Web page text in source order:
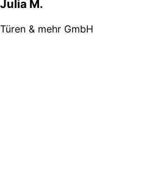
Julia M.
Türen & mehr GmbH